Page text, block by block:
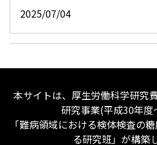
2025/07/04
本サイトは、厚生労働科学研究
研究事業(平成30年度
「難病領域における検体検査の
る研究班」が構築